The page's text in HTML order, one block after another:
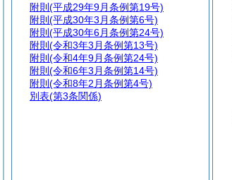
附則 (平成29年9月条例第19号)
附則 (平成30年3月条例第6号)
附則 (平成30年6月条例第24号)
附則 (令和3年3月条例第13号)
附則 (令和4年9月条例第24号)
附則 (令和6年3月条例第14号)
附則 (令和8年2月条例第4号)
別表(第3条関係)